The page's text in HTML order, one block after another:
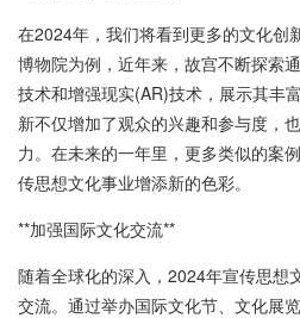
在2024年，我们将看到更多的文化创
博物院为例，近年来，故宫不断探索
技术和增强现实(AR)技术，展示其丰
新不仅增加了观众的兴趣和参与度，
力。在未来的一年里，更多类似的案
传思想文化事业增添新的色彩。
**加强国际文化交流**
随着全球化的深入，2024年宣传思想
交流。通过举办国际文化节、文化展